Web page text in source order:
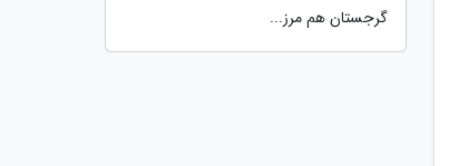
گرجستان هم مرز...